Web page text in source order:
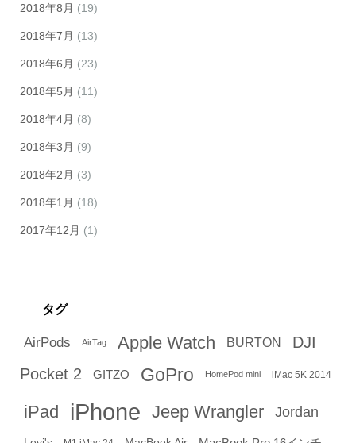
2018年8月 (19)
2018年7月 (13)
2018年6月 (23)
2018年5月 (11)
2018年4月 (8)
2018年3月 (9)
2018年2月 (3)
2018年1月 (18)
2017年12月 (1)
タグ
AirPods AirTag Apple Watch BURTON
DJI
Pocket 2
GITZO GoPro HomePod mini iMac 5K 2014
iPad iPhone Jeep Wrangler Jordan